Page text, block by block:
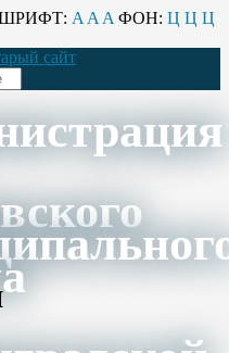
A A A ФОН: Ц Ц Ц
сайт